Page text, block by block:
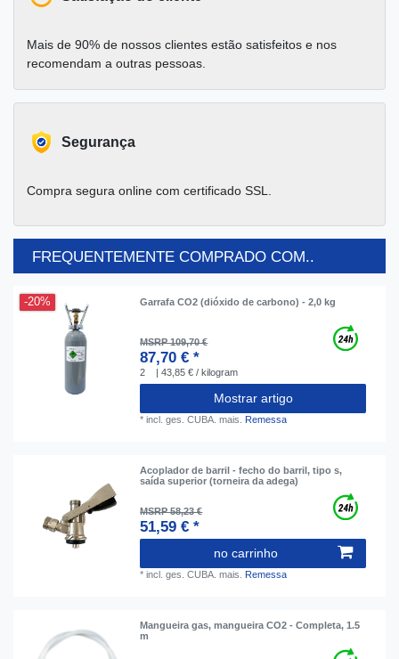
Mais de 90% de nossos clientes estão satisfeitos e nos
recomendam a outras pessoas.
Segurança
Compra segura online com certificado SSL.
FREQUENTEMENTE COMPRADO COM..
-20% Garrafa CO2 (dióxido de carbono) - 2,0 kg
MSRP 109,70 €
87,70 € *
2 | 43,85 € / kilogram
Mostrar artigo
*incl. ges. CUBA. mais. Remessa
Acoplador de barril - fecho do barril, tipo s,
saída superior (torneira da adega)
MSRP 58,23 €
51,59 € *
no carrinho
*incl. ges. CUBA. mais. Remessa
Mangueira gas, mangueira CO2 - Completa, 1.5
m